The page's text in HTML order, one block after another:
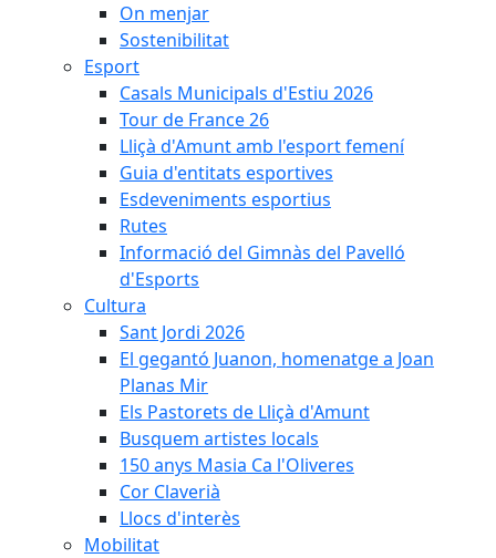
On menjar
Sostenibilitat
Esport
Casals Municipals d'Estiu 2026
Tour de France 26
Lliçà d'Amunt amb l'esport femení
Guia d'entitats esportives
Esdeveniments esportius
Rutes
Informació del Gimnàs del Pavelló
d'Esports
Cultura
Sant Jordi 2026
El gegantó Juanon, homenatge a Joan
Planas Mir
Els Pastorets de Lliçà d'Amunt
Busquem artistes locals
150 anys Masia Ca l'Oliveres
Cor Claverià
Llocs d'interès
Mobilitat